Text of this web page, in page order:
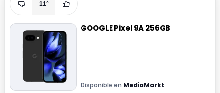
11°
GOOGLE Pixel 9A 256GB
Disponible en MediaMarkt